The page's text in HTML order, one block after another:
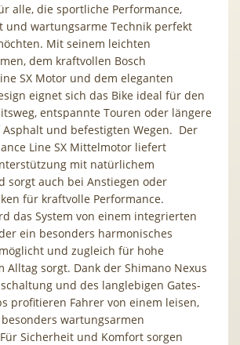
alle, die sportliche Performance,
und wartungsarme Technik perfekt
Mit seinem leichten
dem kraftvollen Bosch
SX Motor und dem eleganten
eignet sich das Bike ideal für den
entspannte Touren oder längere
und befestigten Wegen. Der
Line SX Mittelmotor liefert
mit natürlichem
sorgt auch bei Anstiegen oder
für kraftvolle Performance.
das System von einem integrierten
ein besonders harmonisches
und zugleich für hohe
Alltag sorgt. Dank der Shimano Nexus
und des langlebigen Gates-
profitieren Fahrer von einem leisen,
wartungsarmen
Sicherheit und Komfort sorgen